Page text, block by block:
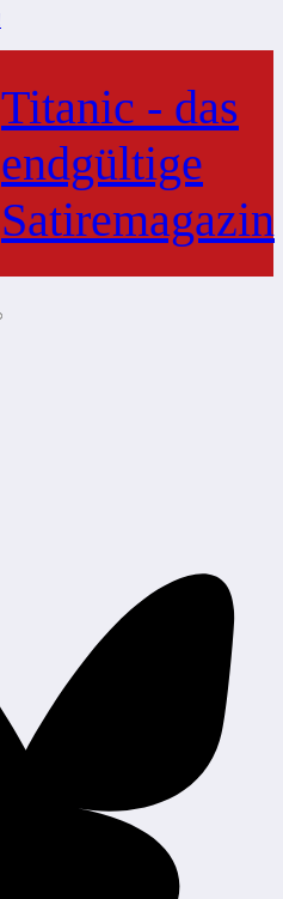
Titanic - das
endgültige
Satiremagazin